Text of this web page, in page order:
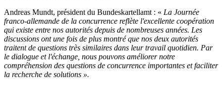
Andreas Mundt, président du Bundeskartellamt : « La Journée
franco-allemande de la concurrence reflète l'excellente coopération
qui existe entre nos autorités depuis de nombreuses années. Les
discussions ont une fois de plus montré que nos deux autorités
traitent de questions très similaires dans leur travail quotidien. Par
le dialogue et l'échange, nous pouvons améliorer notre
compréhension des questions de concurrence importantes et faciliter
la recherche de solutions ».